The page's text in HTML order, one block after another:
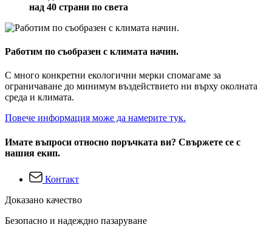
над 40 страни по света
Работим по съобразен с климата начин.
С много конкретни екологични мерки спомагаме за
ограничаване до минимум въздействието ни върху околната
среда и климата.
Повече информация може да намерите тук.
Имате въпроси относно поръчката ви? Свържете се с
нашия екип.
Контакт
Доказано качество
Безопасно и надеждно пазаруване